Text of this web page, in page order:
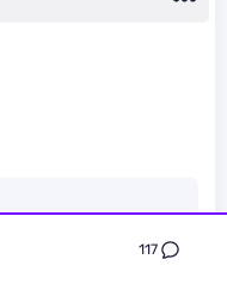
117